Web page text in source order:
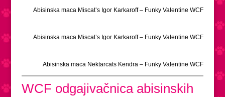
Abisinska maca Miscat’s Igor Karkaroff – Funky Valentine WCF
Abisinska maca Miscat’s Igor Karkaroff – Funky Valentine WCF
Abisinska maca Nektarcats Kendra – Funky Valentine WCF
WCF odgajivačnica abisinskih